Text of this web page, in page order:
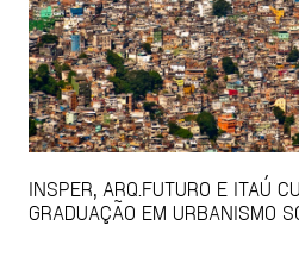
INSPER, ARQ.FUTURO E ITAÚ
GRADUAÇÃO EM URBANISMO